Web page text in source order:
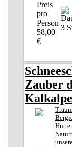
58,00
€
3
Zauber